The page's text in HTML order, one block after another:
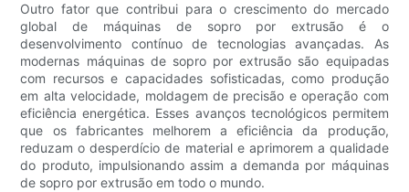
Outro fator que contribui para o crescimento do mercado
global de máquinas de sopro por extrusão é o
desenvolvimento contínuo de tecnologias avançadas. As
modernas máquinas de sopro por extrusão são equipadas
com recursos e capacidades sofisticadas, como produção
em alta velocidade, moldagem de precisão e operação com
eficiência energética. Esses avanços tecnológicos permitem
que os fabricantes melhorem a eficiência da produção,
reduzam o desperdício de material e aprimorem a qualidade
do produto, impulsionando assim a demanda por máquinas
de sopro por extrusão em todo o mundo.